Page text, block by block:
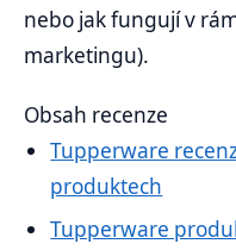
nebo jak fungují v
marketingu).
Obsah recenze
Tupperware
produktech
Tupperware